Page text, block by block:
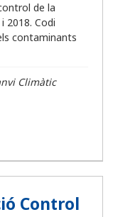
de la
2018. Codi
contaminants
Climàtic
Control